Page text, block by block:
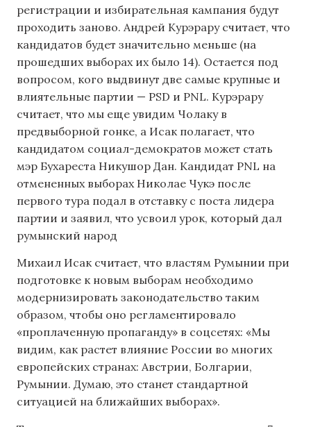
регистрации и избирательная кампания будут
проходить заново. Андрей Курэрару считает, что
кандидатов будет значительно меньше (на
прошедших выборах их было 14). Остается под
вопросом, кого выдвинут две самые крупные и
влиятельные партии — PSD и PNL. Курэрару
считает, что мы еще увидим Чолаку в
предвыборной гонке, а Исак полагает, что
кандидатом социал-демократов может стать
мэр Бухареста Никушор Дан. Кандидат PNL на
отмененных выборах Николае Чукэ после
первого тура подал в отставку с поста лидера
партии и заявил, что усвоил урок, который дал
румынский народ
Михаил Исак считает, что властям Румынии при
подготовке к новым выборам необходимо
модернизировать законодательство таким
образом, чтобы оно регламентировало
«проплаченную пропаганду» в соцсетях: «Мы
видим, как растет влияние России во многих
европейских странах: Австрии, Болгарии,
Румынии. Думаю, это станет стандартной
ситуацией на ближайших выборах».